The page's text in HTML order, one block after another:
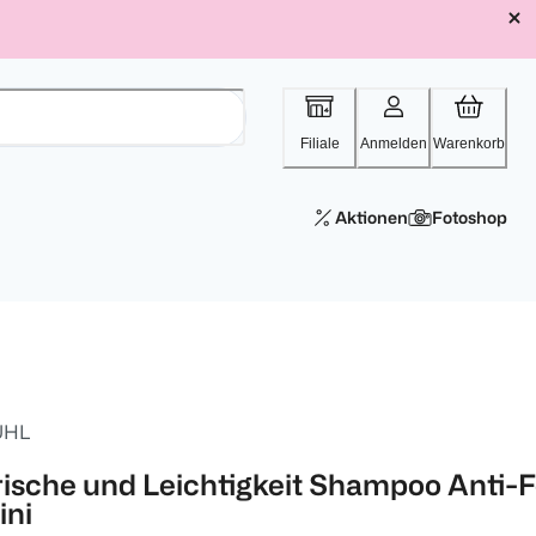
Filiale Anmelden Warenkorb
Aktionen Fotoshop
und Leichtigkeit Shampoo Anti-